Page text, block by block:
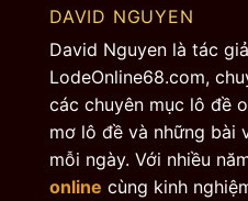
DAVID NGUYEN
David Nguyen là tác
LodeOnline68.com,
các chuyên mục lô đề
mơ lô đề và những bài
mỗi ngày. Với nhiều
online cùng kinh